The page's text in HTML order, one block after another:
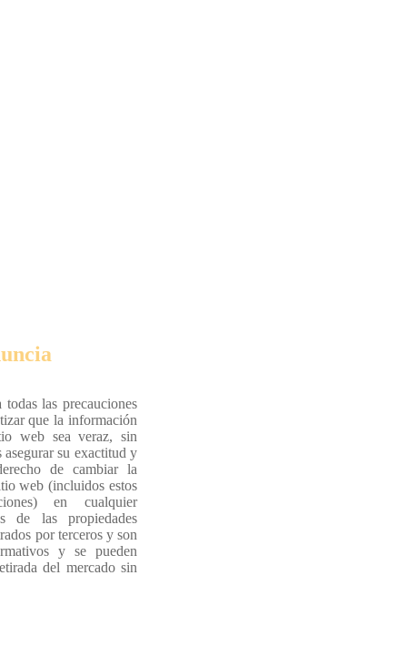
las precauciones
que la información
web sea veraz, sin
su exactitud y
de cambiar la
web (incluidos estos
en cualquier
de las propiedades
por terceros y son
y se pueden
del mercado sin